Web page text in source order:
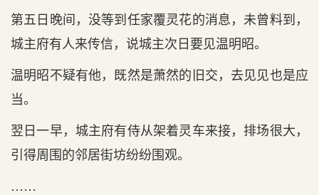
第五日晚间，没等到任家覆灵花的消息，未曾料到，
城主府有人来传信，说城主次日要见温明昭。
温明昭不疑有他，既然是萧然的旧交，去见见也是应
当。
翌日一早，城主府有侍从架着灵车来接，排场很大，
引得周围的邻居街坊纷纷围观。
……